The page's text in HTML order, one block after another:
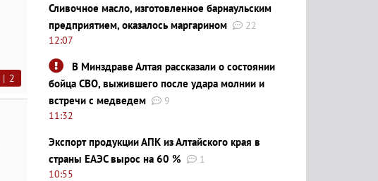
| 2
Сливочное масло, изготовленное барнаульским
предприятием, оказалось маргарином
22
12:07
В Минздраве Алтая рассказали о состоянии
бойца СВО, выжившего после удара молнии и
встречи с медведем
9
11:32
Экспорт продукции АПК из Алтайского края в
страны ЕАЭС вырос на 60 %
1
10:55